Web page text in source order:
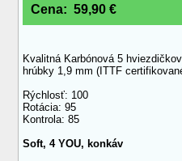
Cena: 59,90 €
Kvalitná Karbónová 5
hrúbky 1,9 mm (ITTF
Rýchlosť: 100
Rotácia: 95
Kontrola: 85
Soft, 4 YOU, konkáv